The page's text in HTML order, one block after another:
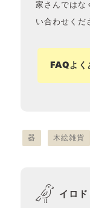
家さんではな
い合わせくだ
FAQよく
器 木絵雑貨
イロ